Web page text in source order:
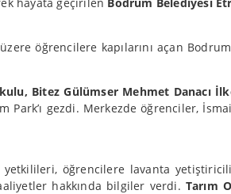
öğrencilere kapılarını açan
Bitez Gülümser Mehmet
Park’ı gezdi. Merkezde öğrenciler,
öğrencilere lavanta
hakkında bilgiler verdi. Tarım